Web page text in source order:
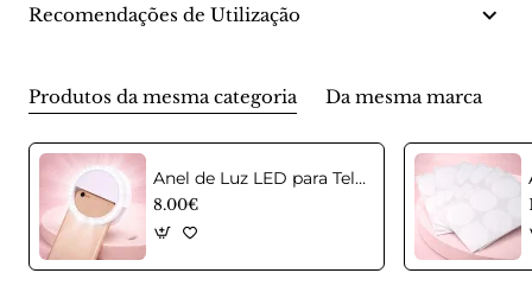
Recomendações de Utilização
Produtos da mesma categoria Da mesma marca
Anel de Luz LED para Telemóvel – Selfie Ring Light
8.00€